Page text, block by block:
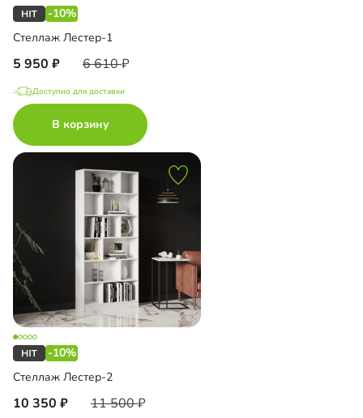
-10%
Стеллаж Лестер-1
5 950 6 610
Доступно для доставки
В корзину
-10%
Стеллаж Лестер-2
10 350 11 500